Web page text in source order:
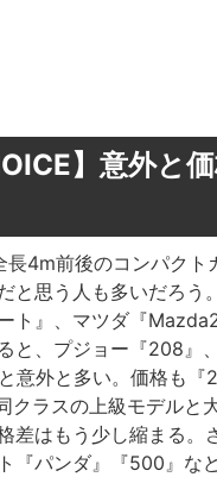
】意外と
4m前後のコンパクト
と思う人も多いだろ
ト』、マツダ『
と、プジョー『208
意外と多い。価格も
クラスの上級モデルと
差はもう少し縮まる
『パンダ』『500』な